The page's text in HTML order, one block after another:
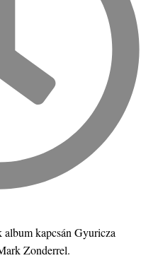
kapcsán Gyuricza
Zonderrel.